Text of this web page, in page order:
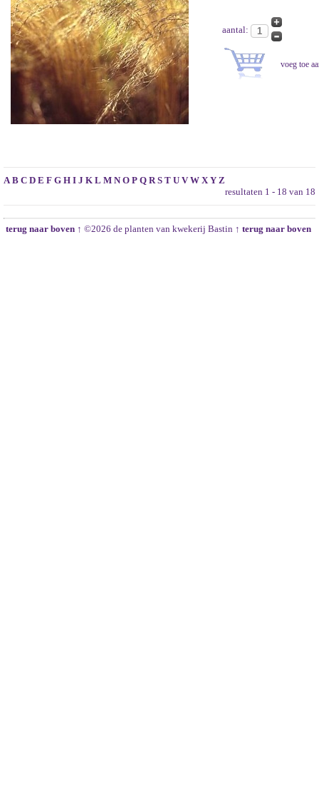
aantal:
A B C D E F G H I J K L M N O P Q R S T U V W X Y Z
resultaten 1 - 18 van 18
terug naar boven ↑ ©2026 de planten van kwekerij Bastin ↑ terug naar boven